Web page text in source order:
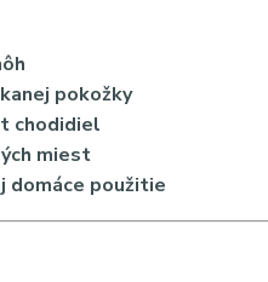
pokožky
chodidiel
miest
domáce použitie